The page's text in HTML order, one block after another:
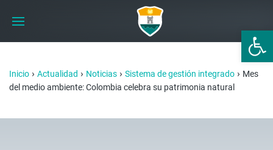
Abrir
Inicio › Actualidad › Noticias › Sistema de gestión integrado › Mes
del medio ambiente: Colombia celebra su patrimonia natural